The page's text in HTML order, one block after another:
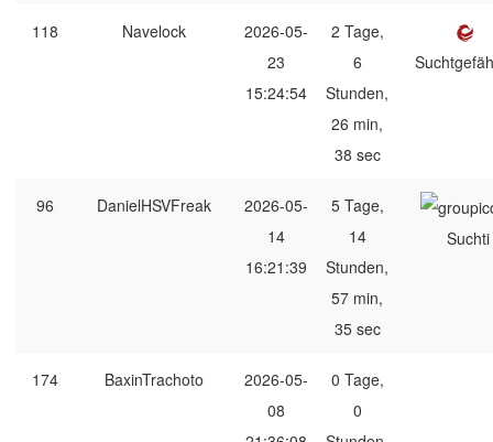
118 Navelock
2026-05-
23
15:24:54
2 Tage,
6
Stunden,
26 min,
38 sec
96 DanielHSVFreak
2026-05-
14
16:21:39
5 Tage,
14
Stunden,
57 min,
35 sec
Suchti
174 BaxinTrachoto
2026-05-
08
0 Tage,
0